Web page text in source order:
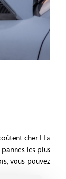
cher ! La
les plus
vous pouvez